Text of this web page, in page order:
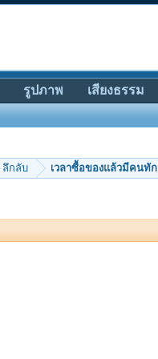
ลึกลับ เวลาซื้อของแล้วมีคนทัก
รูปภาพ เสียงธรรม